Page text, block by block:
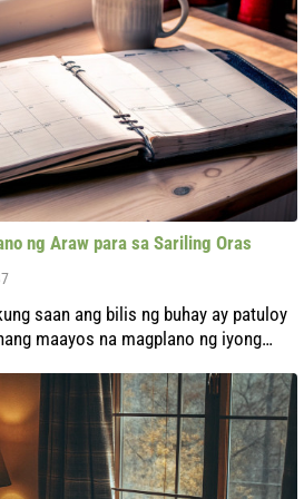
ng Araw para sa Sariling Oras
saan ang bilis ng buhay ay patuloy
maayos na magplano ng iyong